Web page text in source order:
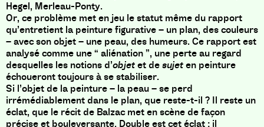
Hegel, Merleau-Ponty.
Or, ce problème met en jeu le statut même du rapport
qu’entretient la peinture figurative – un plan, des couleurs
– avec son objet – une peau, des humeurs. Ce rapport est
analysé comme une “ aliénation ”, une perte au regard
desquelles les notions d’objetet desujeten peinture
échoueront toujours à se stabiliser.
Si l’objet de la peinture – la peau – se perd
irrémédiablement dans le plan, que reste-t-il ? Il reste un
éclat, que le récit de Balzac met en scène de façon
précise et bouleversante. Double est cet éclat : il